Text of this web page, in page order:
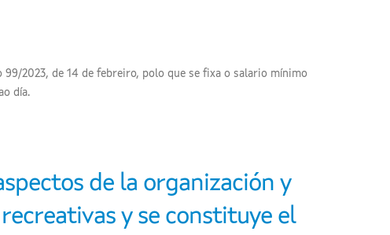
2023, de 14 de febreiro, polo que se fixa o salario mínimo
día.
de la organización y
y se constituye el